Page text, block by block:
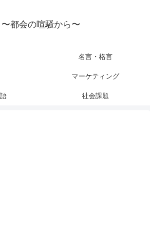
〜都会の喧騒から〜
名言・格言
マーケティング
社会課題